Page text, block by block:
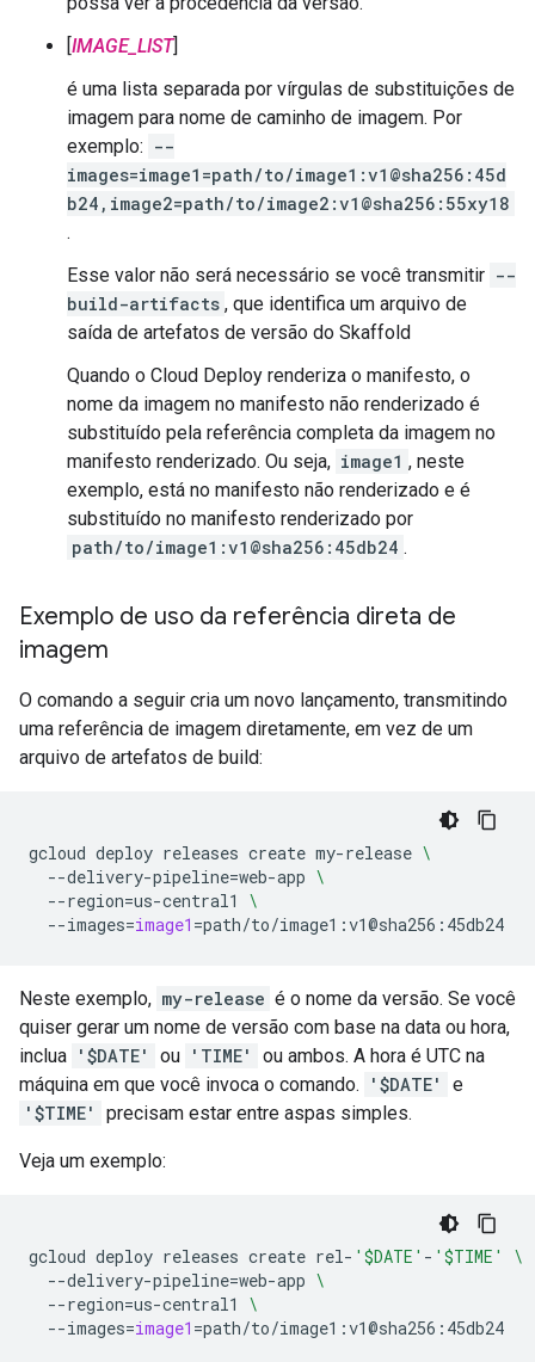
[IMAGE_LIST]
é uma lista separada por vírgulas de substituições de
imagem para nome de caminho de imagem. Por
exemplo: --
images=image1=path/to/image1:v1@sha256:45d
b24,image2=path/to/image2:v1@sha256:55xy18
.
Esse valor não será necessário se você transmitir --
build-artifacts , que identifica um arquivo de
saída de artefatos de versão do Skaffold
Quando o Cloud Deploy renderiza o manifesto, o
nome da imagem no manifesto não renderizado é
substituído pela referência completa da imagem no
manifesto renderizado. Ou seja, image1 , neste
exemplo, está no manifesto não renderizado e é
substituído no manifesto renderizado por
path/to/image1:v1@sha256:45db24 .
Exemplo de uso da referência direta de
imagem
O comando a seguir cria um novo lançamento, transmitindo
uma referência de imagem diretamente, em vez de um
arquivo de artefatos de build:
gcloud deploy releases create my-release \
--delivery-pipeline=web-app \
--region=us-central1
\
--images=image1 =
Neste exemplo, my-release é o nome da versão. Se você
quiser gerar um nome de versão com base na data ou hora,
inclua '$DATE' ou 'TIME'
ou ambos. A hora é UTC na
máquina em que você invoca o comando.
'$DATE'
e
'$TIME'
precisam estar entre aspas simples.
Veja um exemplo:
gcloud deploy releases create rel- '$DATE' - '$TIME'
\
--delivery-pipeline=web-app \
--region=us-central1
\
--images=image1 =